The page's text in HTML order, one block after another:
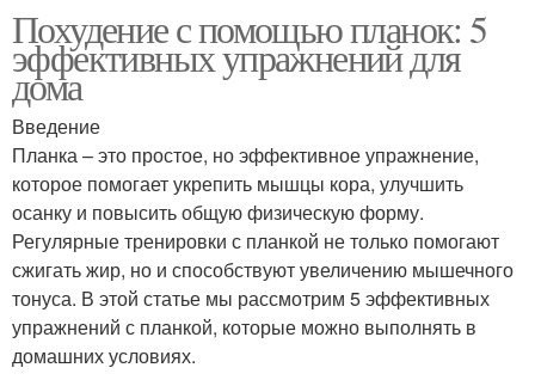
Похудение с помощью планок: 5
эффективных упражнений для
дома
Введение
Планка – это простое, но эффективное упражнение,
которое помогает укрепить мышцы кора, улучшить
осанку и повысить общую физическую форму.
Регулярные тренировки с планкой не только помогают
сжигать жир, но и способствуют увеличению мышечного
тонуса. В этой статье мы рассмотрим 5 эффективных
упражнений с планкой, которые можно выполнять в
домашних условиях.